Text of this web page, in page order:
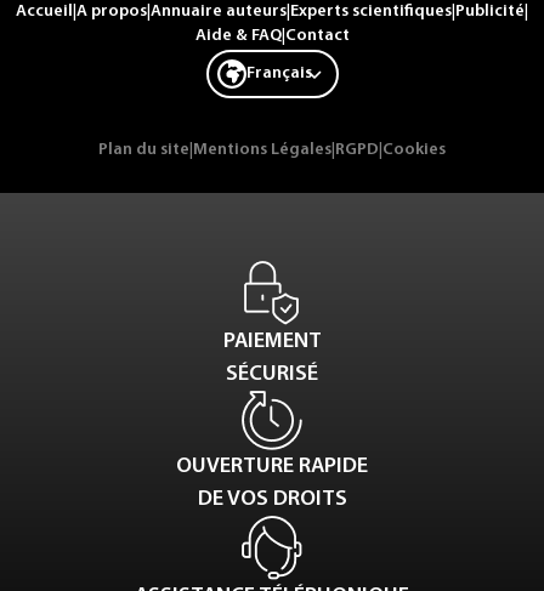
Accueil A propos Annuaire auteurs Experts scientifiques Publicité
Aide & FAQ| Contact
Français
Plan du site Mentions Légales RGPD Cookies
PAIEMENT
SÉCURISÉ
OUVERTURE RAPIDE
DE VOS DROITS